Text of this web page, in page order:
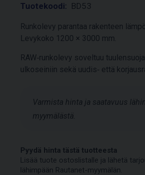
Tuotekoodi: BD53
Runkolevy parantaa rakenteen
Levykoko 1200 × 3000 mm.
RAW‑runkolevy soveltuu
ulkoseiniin sekä uudis‑ että
Varmista hinta ja saatavuus
myymälästä.
Pyydä hinta tästä tuotteesta
Lisää tuote ostoslistalle ja lähetä
lähimpään Rautanet-myymälän.